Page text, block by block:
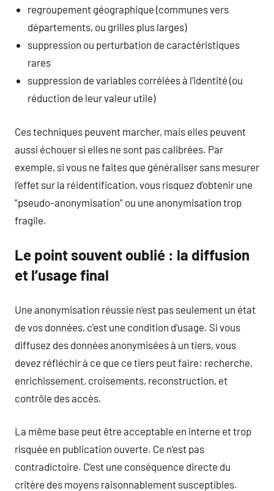
regroupement géographique (communes vers
départements, ou grilles plus larges)
suppression ou perturbation de caractéristiques
rares
suppression de variables corrélées à l’identité (ou
réduction de leur valeur utile)
Ces techniques peuvent marcher, mais elles peuvent
aussi échouer si elles ne sont pas calibrées. Par
exemple, si vous ne faites que généraliser sans mesurer
l’effet sur la réidentification, vous risquez d’obtenir une
“pseudo-anonymisation” ou une anonymisation trop
fragile.
Le point souvent oublié : la diffusion
et l’usage final
Une anonymisation réussie n’est pas seulement un état
de vos données, c’est une condition d’usage. Si vous
diffusez des données anonymisées à un tiers, vous
devez réfléchir à ce que ce tiers peut faire: recherche,
enrichissement, croisements, reconstruction, et
contrôle des accès.
La même base peut être acceptable en interne et trop
risquée en publication ouverte. Ce n’est pas
contradictoire. C’est une conséquence directe du
critère des moyens raisonnablement susceptibles.